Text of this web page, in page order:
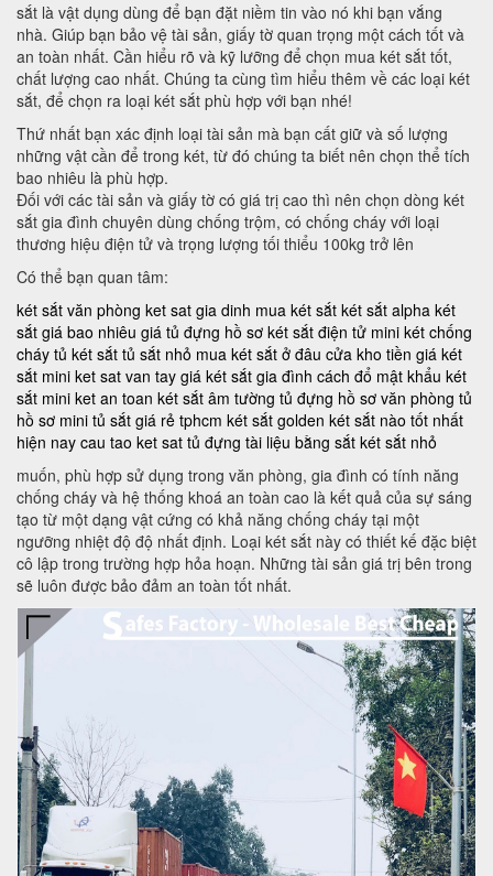
sắt là vật dụng dùng để bạn đặt niềm tin vào nó khi bạn vắng
nhà. Giúp bạn bảo vệ tài sản, giấy tờ quan trọng một cách tốt và
an toàn nhất. Cần hiểu rõ và kỹ lưỡng để chọn mua két sắt tốt,
chất lượng cao nhất. Chúng ta cùng tìm hiểu thêm về các loại két
sắt, để chọn ra loại két sắt phù hợp với bạn nhé!
Thứ nhất bạn xác định loại tài sản mà bạn cất giữ và số lượng
những vật cần để trong két, từ đó chúng ta biết nên chọn thể tích
bao nhiêu là phù hợp.
Đối với các tài sản và giấy tờ có giá trị cao thì nên chọn dòng két
sắt gia đình chuyên dùng chống trộm, có chống cháy với loại
thương hiệu điện tử và trọng lượng tối thiểu 100kg trở lên
Có thể bạn quan tâm:
két sắt văn phòng ket sat gia dinh mua két sắt két sắt alpha két
sắt giá bao nhiêu giá tủ đựng hồ sơ két sắt điện tử mini két chống
cháy tủ két sắt tủ sắt nhỏ mua két sắt ở đâu cửa kho tiền giá két
sắt mini ket sat van tay giá két sắt gia đình cách đổ mật khẩu két
sắt mini ket an toan két sắt âm tường tủ đựng hồ sơ văn phòng tủ
hồ sơ mini tủ sắt giá rẻ tphcm két sắt golden két sắt nào tốt nhất
hiện nay cau tao ket sat tủ đựng tài liệu bằng sắt két sắt nhỏ
muốn, phù hợp sử dụng trong văn phòng, gia đình có tính năng
chống cháy và hệ thống khoá an toàn cao là kết quả của sự sáng
tạo từ một dạng vật cứng có khả năng chống cháy tại một
ngưỡng nhiệt độ độ nhất định. Loại két sắt này có thiết kế đặc biệt
cô lập trong trường hợp hỏa hoạn. Những tài sản giá trị bên trong
sẽ luôn được bảo đảm an toàn tốt nhất.